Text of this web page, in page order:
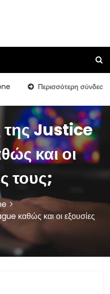
Περισσότερη σύνδεση για τον
Justice
και οι
τους;
καθώς και οι εξουσίες